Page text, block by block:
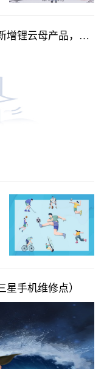
增锂云母产品，产
手机维修点）